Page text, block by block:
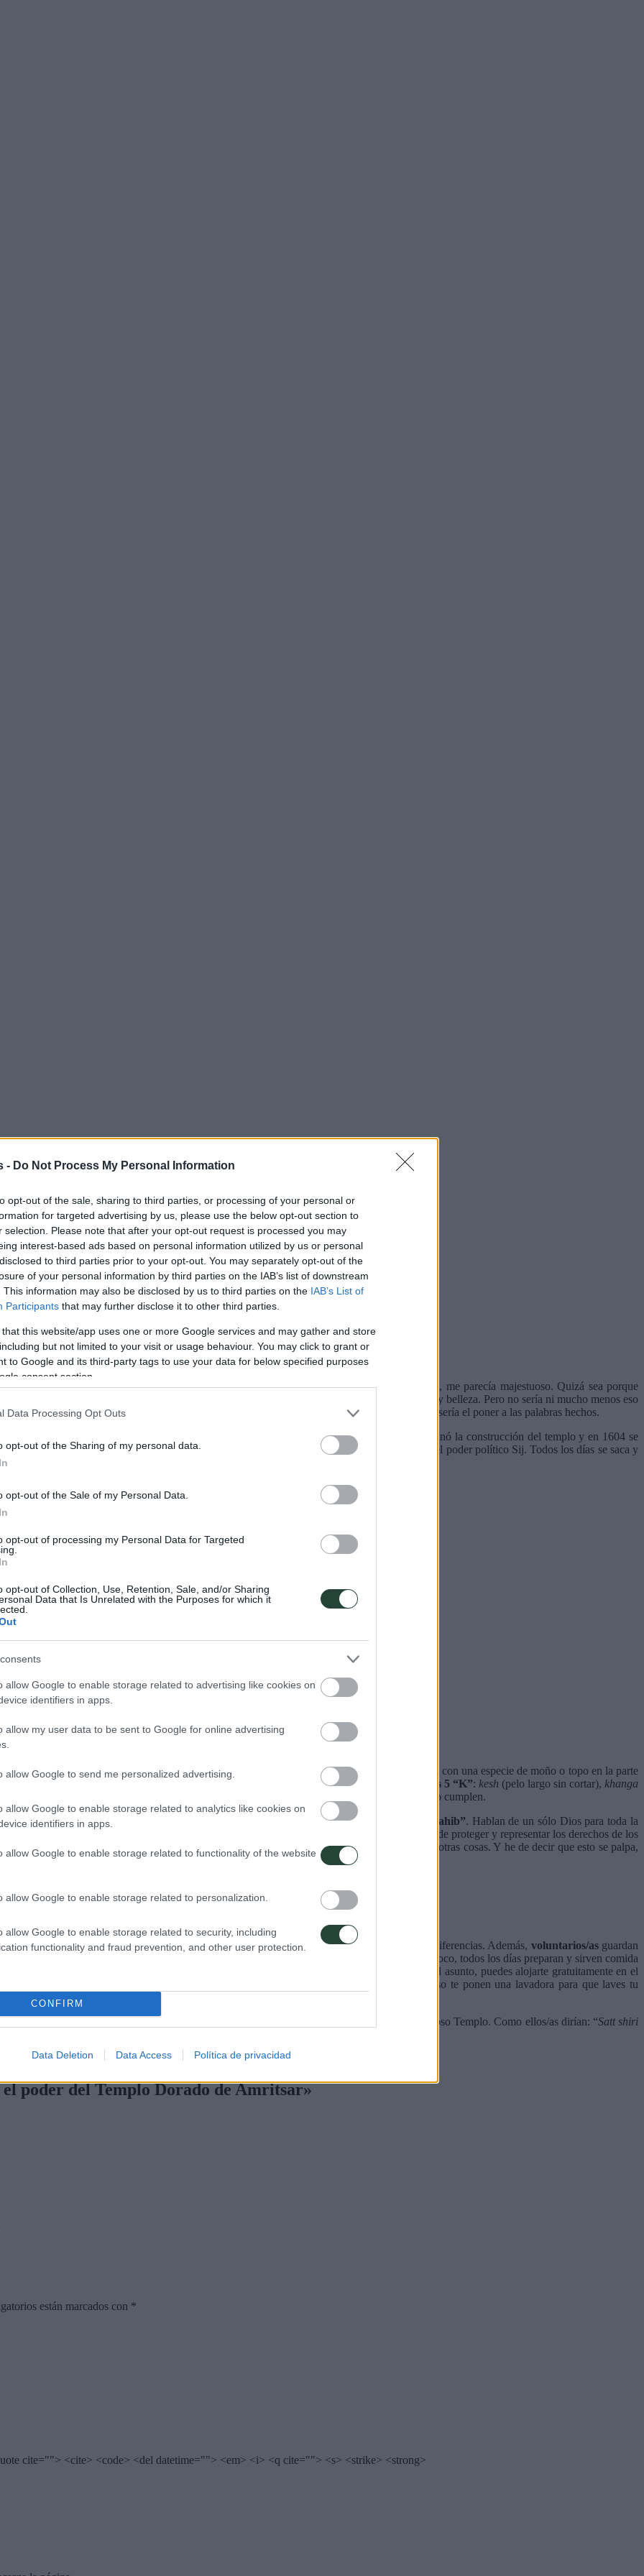
- Do Not Process My Personal Information
opt-out of the sale, sharing to third parties, or processing of your personal or
for targeted advertising by us, please use the below opt-out section to
selection. Please note that after your opt-out request is processed you may
interest-based ads based on personal information utilized by us or personal
to third parties prior to your opt-out. You may separately opt-out of the
of your personal information by third parties on the IAB’s list of downstream
This information may also be disclosed by us to third parties on the IAB’s List of
Participants that may further disclose it to other third parties.
that this website/app uses one or more Google services and may gather and store
but not limited to your visit or usage behaviour. You may click to grant or
to Google and its third-party tags to use your data for below specified purposes
consent section.
Data Processing Opt Outs
opt-out of the Sharing of my personal data.
opt-out of the Sale of my Personal Data.
opt-out of processing my Personal Data for Targeted
opt-out of Collection, Use, Retention, Sale, and/or Sharing
Data that Is Unrelated with the Purposes for which it
allow Google to enable storage related to advertising like cookies on
identifiers in apps.
allow my user data to be sent to Google for online advertising
allow Google to send me personalized advertising.
allow Google to enable storage related to analytics like cookies on
identifiers in apps.
allow Google to enable storage related to functionality of the website
allow Google to enable storage related to personalization.
allow Google to enable storage related to security, including
functionality and fraud prevention, and other user protection.
CONFIRM
Data Deletion Data Access Política de privacidad
de Amritsar
alternativo por India. No sé por qué, este lugar en Punjab y sobre todo su Golden Temple, me parecía majestuoso. Quizá sea porque
de oro no podía pasar desapercibido a mis ojos. Quizá fuese por su imponente tamaño y belleza. Pero no sería ni mucho menos eso
del caos. O el poder que genera el sentimiento de comunidad frente al individualismo. O sería el poner a las palabras hechos.
inmortalidad”. Es el centro cultural y espiritual de la religión Sij, de la India. En 1601 se terminó la construcción del templo y en 1604 se
del Sijismo. Es allí también donde se instaló el
(Trono de la inmortalidad), sede del poder político Sij. Todos los días se saca y
como si de un ser vivo se tratase.
no se cortan el pelo y la barba en la vida. De hecho el pelo se enrolla en el turbante, de niño con una especie de moño o topo en la parte
de toga. A parte del turbante, los practicantes deben llevar siempre estos
5 artículos o las 5 “K”: kesh (pelo largo sin cortar), khanga
(pequeña daga para la autodefensa o para proteger a un tercero). Y lo cumplen.
del Gurú Nanak. Las enseñanzas están contenidas en el libro sagrado “Gurú Granth Sahib”. Hablan de un sólo Dios para toda la
de la casta, la religión, el color de piel, el estatus, la edad, el género… Hablan de proteger y representar los derechos de los
desinteresado, ayudar a construir una vida comunitaria y contribuir con la sociedad… entre otras cosas. Y he de decir que esto se palpa,
religión o país que seas. Puedes entrar a todos los sitios sagrados o no, ver sus rituales, no hay diferencias. Además, voluntarios/asguardan
falta y de manera totalmente segura adermas de ayudar en labores de limpieza. Por si fuera poco, todos los días preparan y sirven comida
que viene a ser la generosa cifra de unas 80.000 a unas 100.000 personas. Y para rematar el asunto, puedes alojarte gratuitamente en el
o manta a miles de sijs y a forasteros/as, sino baño, ducha, agua caliente, jabón e incluso te ponen una lavadora para que laves tu
por la comunidad sij se concentra en el epicentro y fluye. Sí, así es. Cual boomerang. Poderoso Templo. Como ellos/as dirían: “Satt shiri
de Amritsar»
poder del Templo Dorado de Amritsar»
están marcados con *
cite=""> <cite> <code> <del datetime=""> <em> <i> <q cite=""> <s> <strike> <strong>